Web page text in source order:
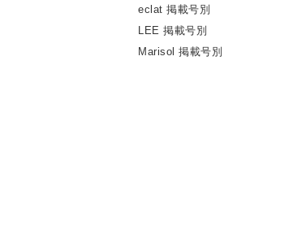
eclat 掲載号別
LEE 掲載号別
Marisol 掲載号別